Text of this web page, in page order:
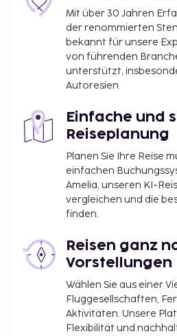
Mit über 30 Jahren
der renommierten
bekannt für unsere
von führenden
unterstützt,
Autoresien.
Einfache und
Reiseplanung
Planen Sie Ihre Reise
einfachen
Amelia, unseren KI-
vergleichen und die
finden.
Reisen ganz
Vorstellungen
Wählen Sie aus einer
Fluggesellschaften,
Aktivitäten. Unsere
Flexibilität und